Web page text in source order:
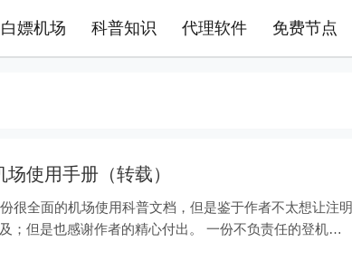
白嫖机场 科普知识 代理软件 免费节点
使用手册（转载）
很全面的机场使用科普文档，但是鉴于作者不太想让注明
；但是也感谢作者的精心付出。 一份不负责任的登机指